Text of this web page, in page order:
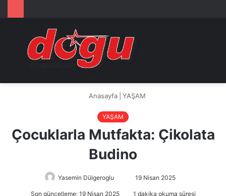
Arama
...
Anasayfa YAŞAM
YAŞAM
Çocuklarla Mutfakta: Çikolata
Budino
Yasemin Dülgeroglu 19 Nisan 2025
Son güncelleme: 19 Nisan 2025 1 dakika okuma süresi